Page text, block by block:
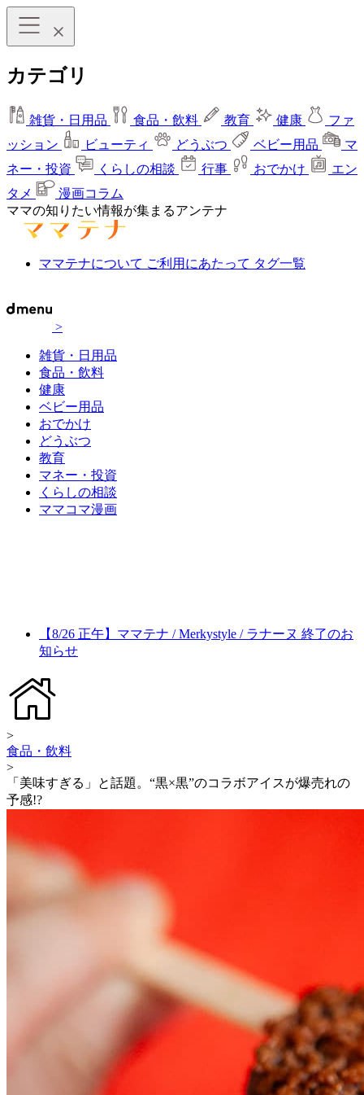
カテゴリ
雑貨・日用品 食品・飲料 教育 健康
ファ
ッション
ビューティ どうぶつ ベビー用品
マ
ネー・投資
くらしの相談 行事 おでかけ
エン
タメ
漫画コラム
ママの知りたい情報が集まるアンテナ
ママテナについて ご利用にあたって タグ一覧
>
雑貨・日用品
食品・飲料
健康
ベビー用品
おでかけ
どうぶつ
教育
マネー・投資
くらしの相談
ママコマ漫画
【8/26 正午】ママテナ / Merkystyle / ラナーヌ 終了のお
知らせ
>
食品・飲料
>
「美味すぎる」と話題。“黒×黒”のコラボアイスが爆売れの
予感!?